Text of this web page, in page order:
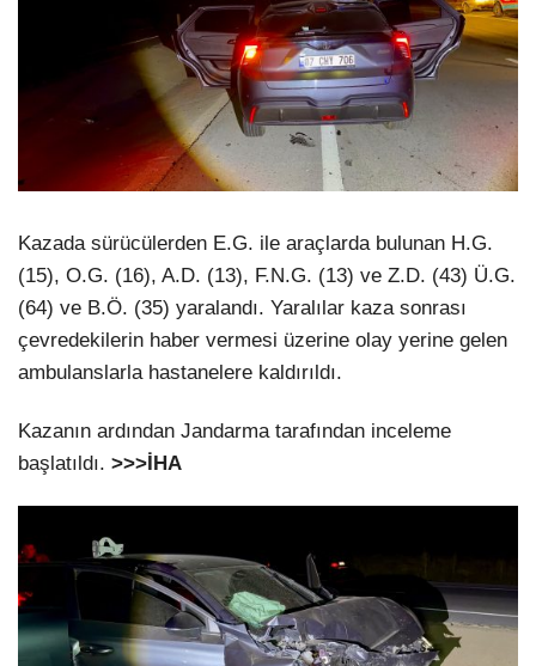
Kazada sürücülerden E.G. ile araçlarda bulunan H.G.
(15), O.G. (16), A.D. (13), F.N.G. (13) ve Z.D. (43) Ü.G.
(64) ve B.Ö. (35) yaralandı. Yaralılar kaza sonrası
çevredekilerin haber vermesi üzerine olay yerine gelen
ambulanslarla hastanelere kaldırıldı.
Kazanın ardından Jandarma tarafından inceleme
başlatıldı. >>>İHA